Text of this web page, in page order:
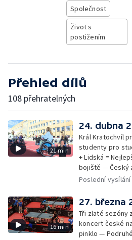
Společnost
Život s
postižením
Přehled dílů
108 přehratelných
21 min
24. dubna
Král Kratochvíl
studenty pro
+ Lidská =
bojiště — Český
Parastřípky
Poslední vysílání
16 min
27. března
Tři zlaté sezóny
koncert české
pinklo —